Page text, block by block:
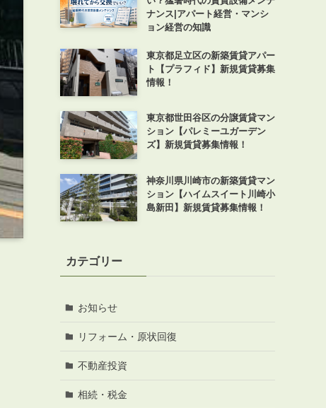
ナンス|アパート経営・マンシ
ョン経営の知識
東京都足立区の新築賃貸アパー
ト【プラフィド】新規賃貸募集
情報！
東京都世田谷区の分譲賃貸マン
ション【パレミーユガーデン
ズ】新規賃貸募集情報！
神奈川県川崎市の新築賃貸マン
ション【ハイムスイート川崎小
島新田】新規賃貸募集情報！
カテゴリー
お知らせ
リフォーム・原状回復
不動産投資
相続・税金